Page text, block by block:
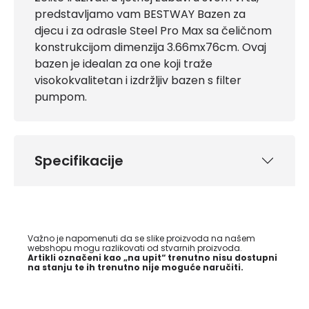
predstavljamo vam BESTWAY Bazen za
djecu i za odrasle Steel Pro Max sa čeličnom
konstrukcijom dimenzija 3.66mx76cm. Ovaj
bazen je idealan za one koji traže
visokokvalitetan i izdržljiv bazen s filter
pumpom.
Specifikacije
Važno je napomenuti da se slike proizvoda na našem
webshopu mogu razlikovati od stvarnih proizvoda.
Artikli označeni kao „na upit“ trenutno nisu dostupni
na stanju te ih trenutno nije moguće naručiti.